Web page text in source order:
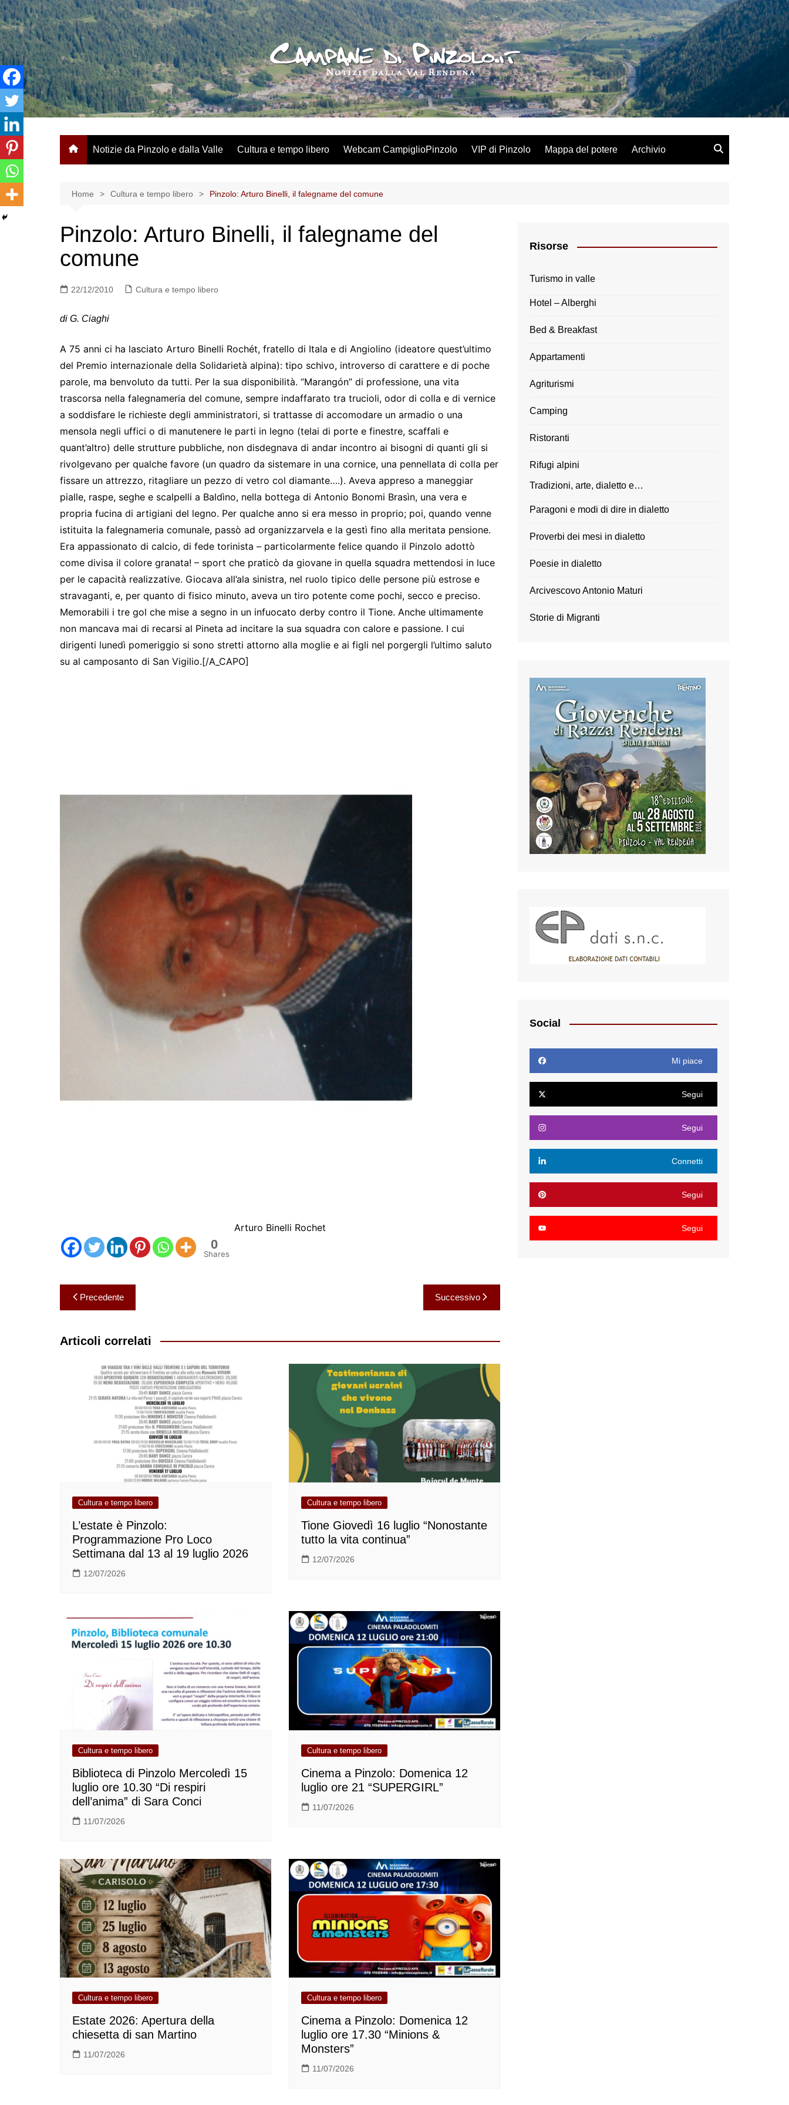
Salta
al
contenuto
Notizie da Pinzolo e dalla Valle Cultura e tempo libero Webcam CampiglioPinzolo VIP di Pinzolo Mappa del potere Archivio
Home Cultura e tempo libero Pinzolo: Arturo Binelli, il falegname del comune
Pinzolo: Arturo Binelli, il falegname del
comune
22/12/2010 Cultura e tempo libero
di G. Ciaghi
A 75 anni ci ha lasciato Arturo Binelli Rochét, fratello di Itala e di Angiolino (ideatore quest’ultimo
del Premio internazionale della Solidarietà alpina): tipo schivo, introverso di carattere e di poche
parole, ma benvoluto da tutti. Per la sua disponibilità. “Marangón” di professione, una vita
trascorsa nella falegnameria del comune, sempre indaffarato tra trucioli, odor di colla e di vernice
a soddisfare le richieste degli amministratori, si trattasse di accomodare un armadio o una
mensola negli uffici o di manutenere le parti in legno (telai di porte e finestre, scaffali e
quant’altro) delle strutture pubbliche, non disdegnava di andar incontro ai bisogni di quanti gli si
rivolgevano per qualche favore (un quadro da sistemare in una cornice, una pennellata di colla per
fissare un attrezzo, ritagliare un pezzo di vetro col diamante….). Aveva appreso a maneggiar
pialle, raspe, seghe e scalpelli a Baldìno, nella bottega di Antonio Bonomi Brasìn, una vera e
propria fucina di artigiani del legno. Per qualche anno si era messo in proprio; poi, quando venne
istituita la falegnameria comunale, passò ad organizzarvela e la gestì fino alla meritata pensione.
Era appassionato di calcio, di fede torinista – particolarmente felice quando il Pinzolo adottò
come divisa il colore granata! – sport che praticò da giovane in quella squadra mettendosi in luce
per le capacità realizzative. Giocava all’ala sinistra, nel ruolo tipico delle persone più estrose e
stravaganti, e, per quanto di fisico minuto, aveva un tiro potente come pochi, secco e preciso.
Memorabili i tre gol che mise a segno in un infuocato derby contro il Tione. Anche ultimamente
non mancava mai di recarsi al Pineta ad incitare la sua squadra con calore e passione. I cui
dirigenti lunedì pomeriggio si sono stretti attorno alla moglie e ai figli nel porgergli l’ultimo saluto
su al camposanto di San Vigilio.[/A_CAPO]
Arturo Binelli Rochet
0
Shares
Navigazione
articoli
Precedente Successivo
Articoli correlati
Cultura e tempo libero
L’estate è Pinzolo:
Programmazione Pro Loco
Settimana dal 13 al 19 luglio 2026
12/07/2026
Cultura e tempo libero
Tione Giovedì 16 luglio “Nonostante
tutto la vita continua”
12/07/2026
Cultura e tempo libero
Biblioteca di Pinzolo Mercoledì 15
luglio ore 10.30 “Di respiri
dell’anima” di Sara Conci
11/07/2026
Cultura e tempo libero
Cinema a Pinzolo: Domenica 12
luglio ore 21 “SUPERGIRL”
11/07/2026
Cultura e tempo libero
Estate 2026: Apertura della
chiesetta di san Martino
11/07/2026
Cultura e tempo libero
Cinema a Pinzolo: Domenica 12
luglio ore 17.30 “Minions &
Monsters”
11/07/2026
Risorse
Turismo in valle
Hotel – Alberghi
Bed & Breakfast
Appartamenti
Agriturismi
Camping
Ristoranti
Rifugi alpini
Tradizioni, arte, dialetto e…
Paragoni e modi di dire in dialetto
Proverbi dei mesi in dialetto
Poesie in dialetto
Arcivescovo Antonio Maturi
Storie di Migranti
Social
Mi piace
Segui
Segui
Connetti
Segui
Segui